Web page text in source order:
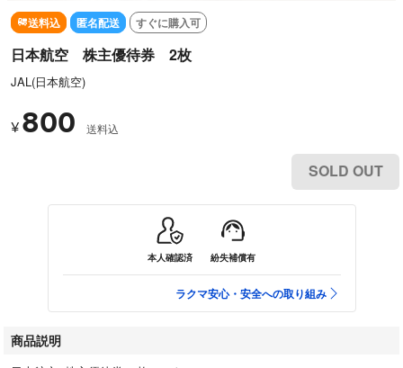
送料込 匿名配送 すぐに購入可
日本航空 株主優待券 2枚
JAL(日本航空)
¥ 800 送料込
SOLD OUT
本人確認済 紛失補償有
ラクマ安心・安全への取り組み
商品説明